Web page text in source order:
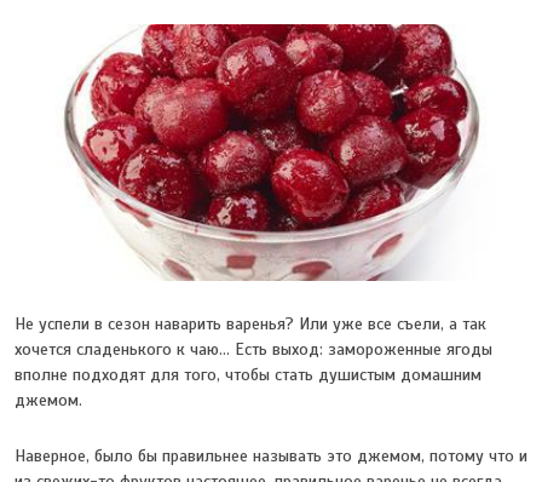
Не успели в сезон наварить варенья? Или уже все съели, а так
хочется сладенького к чаю… Есть выход: замороженные ягоды
вполне подходят для того, чтобы стать душистым домашним
джемом.
Наверное, было бы правильнее называть это джемом, потому что и